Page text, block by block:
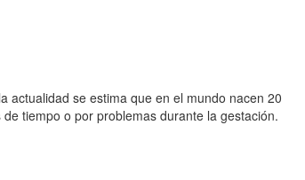
actualidad se estima que en el mundo nacen 20
tiempo o por problemas durante la gestación.